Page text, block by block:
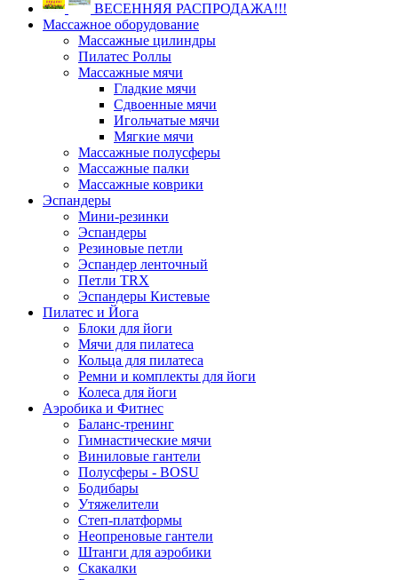
ВЕСЕННЯЯ РАСПРОДАЖА!!!
Массажное оборудование
Массажные цилиндры
Пилатес Роллы
Массажные мячи
Гладкие мячи
Сдвоенные мячи
Игольчатые мячи
Мягкие мячи
Массажные полусферы
Массажные палки
Массажные коврики
Эспандеры
Мини-резинки
Эспандеры
Резиновые петли
Эспандер ленточный
Петли TRX
Эспандеры Кистевые
Пилатес и Йога
Блоки для йоги
Мячи для пилатеса
Кольца для пилатеса
Ремни и комплекты для йоги
Колеса для йоги
Аэробика и Фитнес
Баланс-тренинг
Гимнастические мячи
Виниловые гантели
Полусферы - BOSU
Бодибары
Утяжелители
Степ-платформы
Неопреновые гантели
Штанги для аэробики
Скакалки